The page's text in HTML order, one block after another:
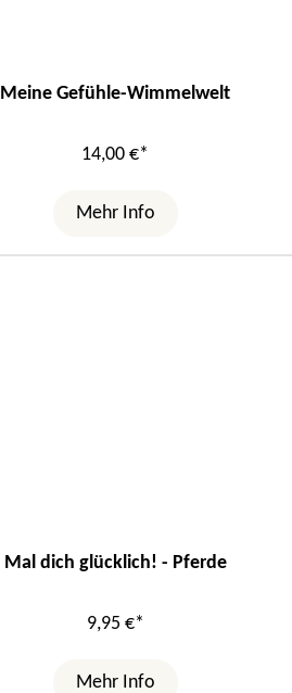
Meine Gefühle-Wimmelwelt
14,00 €*
Mehr Info
Mal dich glücklich! - Pferde
9,95 €*
Mehr Info